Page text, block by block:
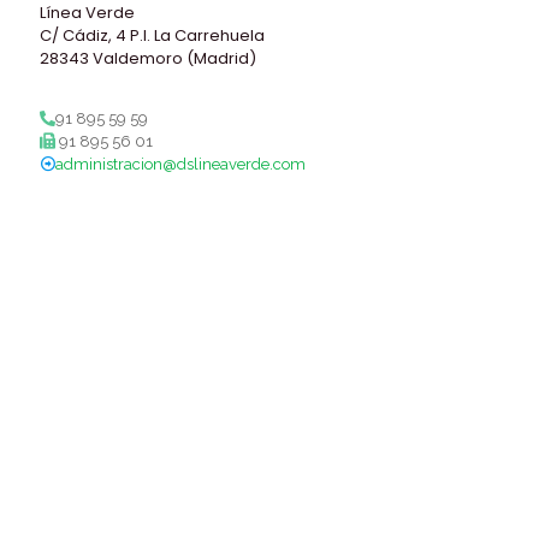
Línea Verde
C/ Cádiz, 4 P.I. La Carrehuela
28343 Valdemoro (Madrid)
91 895 59 59
91 895 56 01
administracion@dslineaverde.com